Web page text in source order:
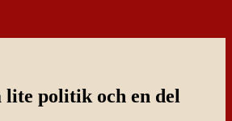
lite politik och en del